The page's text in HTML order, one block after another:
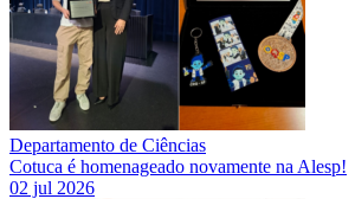
Departamento de Ciências
Cotuca é homenageado novamente na Alesp!
02 jul 2026